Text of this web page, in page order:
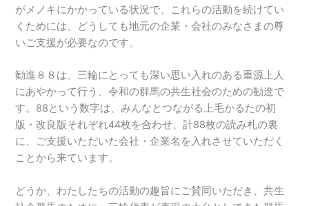
がメノキにかかっている状況で、これらの活動を続けてい
くためには、どうしても地元の企業・会社のみなさまの尊
いご支援が必要なのです。
勧進８８は、三輪にとっても深い思い入れのある重源上人
にあやかって行う、令和の群馬の共生社会のための勧進で
す。88という数字は、みんなとつながる上毛かるたの初
版・改良版それぞれ44枚を合わせ、計88枚の読み札の裏
に、ご支援いただいた会社・企業名を入れさせていただく
ことから来ています。
どうか、わたしたちの活動の趣旨にご賛同いただき、共生